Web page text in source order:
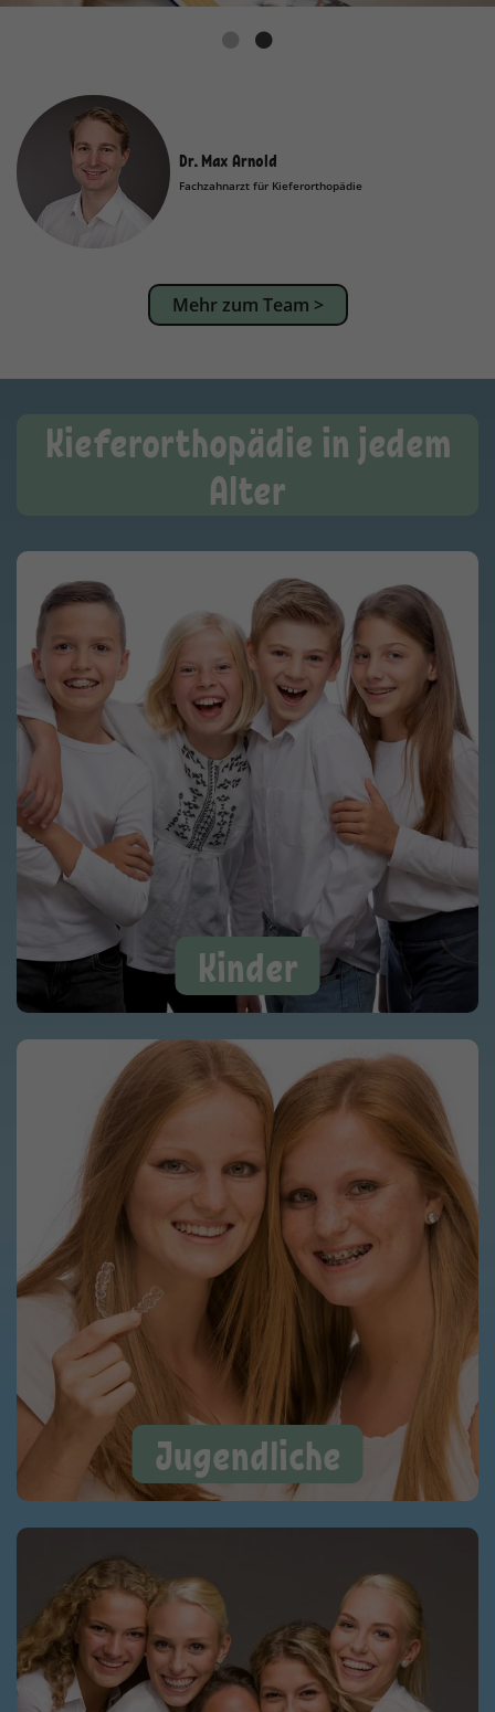
Dr. Max Arnold
Fachzahnarzt für Kieferorthopädie
Mehr zum Team >
Kieferorthopädie in jedem
Alter
Kinder
Jugendliche